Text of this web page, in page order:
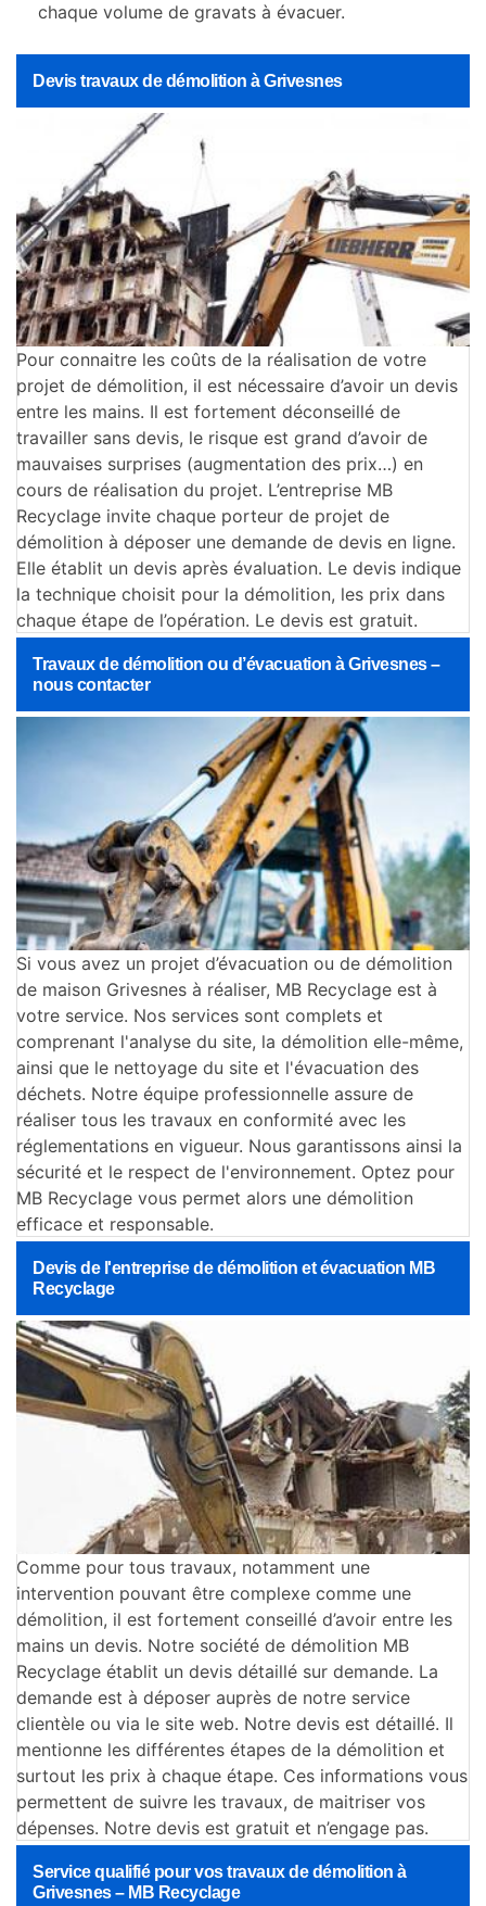
Devis travaux de démolition à Grivesnes
Pour connaitre les coûts de la réalisation de votre
projet de démolition, il est nécessaire d’avoir un devis
entre les mains. Il est fortement déconseillé de
travailler sans devis, le risque est grand d’avoir de
mauvaises surprises (augmentation des prix…) en
cours de réalisation du projet. L’entreprise MB
Recyclage invite chaque porteur de projet de
démolition à déposer une demande de devis en ligne.
Elle établit un devis après évaluation. Le devis indique
la technique choisit pour la démolition, les prix dans
chaque étape de l’opération. Le devis est gratuit.
Travaux de démolition ou d’évacuation à Grivesnes –
nous contacter
Si vous avez un projet d’évacuation ou de démolition
de maison Grivesnes à réaliser, MB Recyclage est à
votre service. Nos services sont complets et
comprenant l'analyse du site, la démolition elle-même,
ainsi que le nettoyage du site et l'évacuation des
déchets. Notre équipe professionnelle assure de
réaliser tous les travaux en conformité avec les
réglementations en vigueur. Nous garantissons ainsi la
sécurité et le respect de l'environnement. Optez pour
MB Recyclage vous permet alors une démolition
efficace et responsable.
Devis de l'entreprise de démolition et évacuation MB
Recyclage
Comme pour tous travaux, notamment une
intervention pouvant être complexe comme une
démolition, il est fortement conseillé d’avoir entre les
mains un devis. Notre société de démolition MB
Recyclage établit un devis détaillé sur demande. La
demande est à déposer auprès de notre service
clientèle ou via le site web. Notre devis est détaillé. Il
mentionne les différentes étapes de la démolition et
surtout les prix à chaque étape. Ces informations vous
permettent de suivre les travaux, de maitriser vos
dépenses. Notre devis est gratuit et n’engage pas.
Service qualifié pour vos travaux de démolition à
Grivesnes – MB Recyclage
chaque volume de gravats à évacuer.